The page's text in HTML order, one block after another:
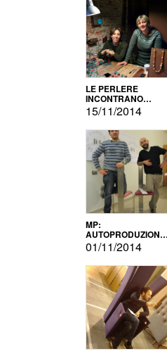
LE PERLERE
INCONTRANO
L'AUTOPRODUZIONE
15/11/2014
MP:
AUTOPRODUZIONE
E INNOVAZIONE
01/11/2014